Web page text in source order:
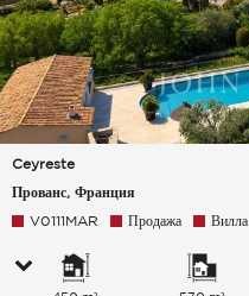
Ceyreste
Прованс, Франция
V0111MAR Продажа Вилла